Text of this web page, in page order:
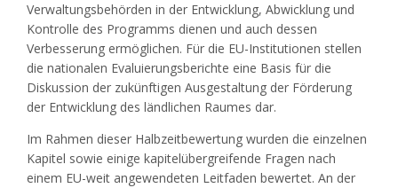
Verwaltungsbehörden in der Entwicklung, Abwicklung und
Kontrolle des Programms dienen und auch dessen
Verbesserung ermöglichen. Für die EU-Institutionen stellen
die nationalen Evaluierungsberichte eine Basis für die
Diskussion der zukünftigen Ausgestaltung der Förderung
der Entwicklung des ländlichen Raumes dar.
Im Rahmen dieser Halbzeitbewertung wurden die einzelnen
Kapitel sowie einige kapitelübergreifende Fragen nach
einem EU-weit angewendeten Leitfaden bewertet. An der